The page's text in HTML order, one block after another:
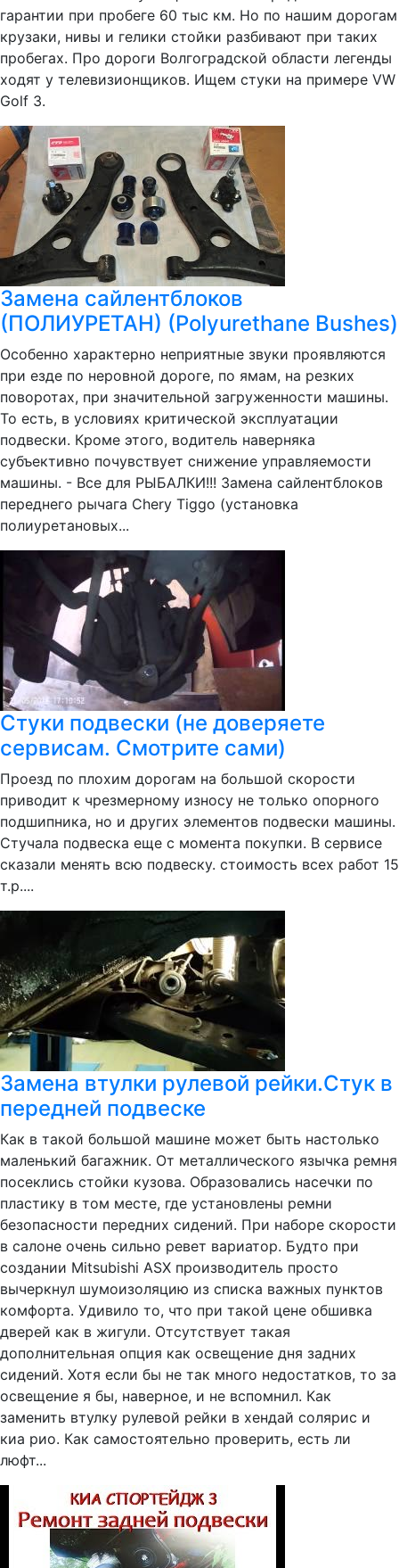
гарантии при пробеге 60 тыс км. Но по нашим дорогам
крузаки, нивы и гелики стойки разбивают при таких
пробегах. Про дороги Волгоградской области легенды
ходят у телевизионщиков. Ищем стуки на примере VW
Golf 3.
Замена сайлентблоков
(ПОЛИУРЕТАН) (Polyurethane Bushes)
Особенно характерно неприятные звуки проявляются
при езде по неровной дороге, по ямам, на резких
поворотах, при значительной загруженности машины.
То есть, в условиях критической эксплуатации
подвески. Кроме этого, водитель наверняка
субъективно почувствует снижение управляемости
машины. - Все для РЫБАЛКИ!!! Замена сайлентблоков
переднего рычага Chery Tiggo (установка
полиуретановых...
Стуки подвески (не доверяете
сервисам. Смотрите сами)
Проезд по плохим дорогам на большой скорости
приводит к чрезмерному износу не только опорного
подшипника, но и других элементов подвески машины.
Стучала подвеска еще с момента покупки. В сервисе
сказали менять всю подвеску. стоимость всех работ 15
т.р....
Замена втулки рулевой рейки.Стук в
передней подвеске
Как в такой большой машине может быть настолько
маленький багажник. От металлического язычка ремня
посеклись стойки кузова. Образовались насечки по
пластику в том месте, где установлены ремни
безопасности передних сидений. При наборе скорости
в салоне очень сильно ревет вариатор. Будто при
создании Mitsubishi ASX производитель просто
вычеркнул шумоизоляцию из списка важных пунктов
комфорта. Удивило то, что при такой цене обшивка
дверей как в жигули. Отсутствует такая
дополнительная опция как освещение дня задних
сидений. Хотя если бы не так много недостатков, то за
освещение я бы, наверное, и не вспомнил. Как
заменить втулку рулевой рейки в хендай солярис и
киа рио. Как самостоятельно проверить, есть ли
люфт...